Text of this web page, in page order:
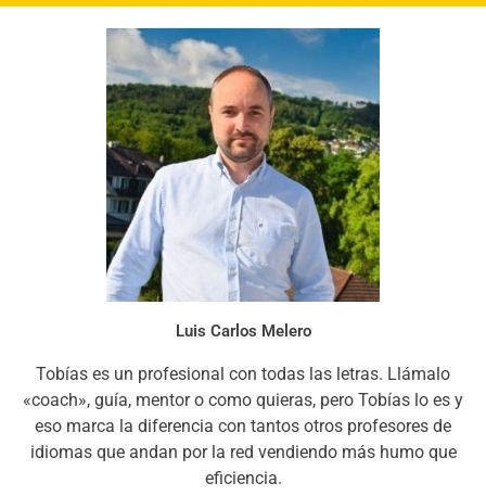
Luis Carlos Melero
Tobías es un profesional con todas las letras. Llámalo
«coach», guía, mentor o como quieras, pero Tobías lo es y
eso marca la diferencia con tantos otros profesores de
idiomas que andan por la red vendiendo más humo que
eficiencia.